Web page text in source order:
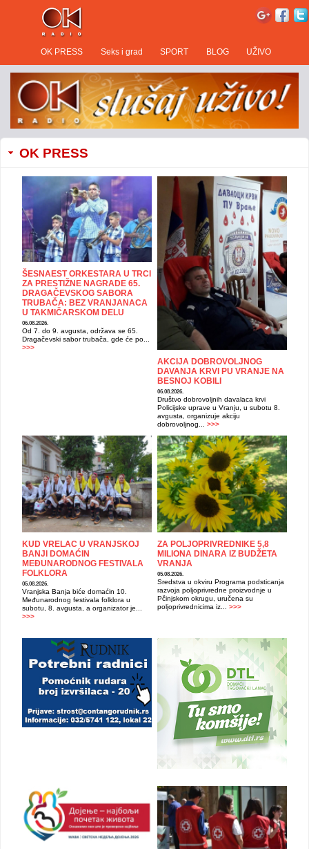
OK PRESS Seks i grad SPORT BLOG UŽIVO
OK PRESS
ŠESNAEST ORKESTARA U TRCI
ZA PRESTIŽNE NAGRADE 65.
DRAGAČEVSKOG SABORA
TRUBAČA: BEZ VRANJANACA
U TAKMIČARSKOM DELU
06.08.2026.
Od 7. do 9. avgusta, održava se 65.
Dragačevski sabor trubača, gde će po...
>>>
AKCIJA DOBROVOLJNOG
DAVANJA KRVI PU VRANJE NA
BESNOJ KOBILI
06.08.2026.
Društvo dobrovoljnih davalaca krvi
Policijske uprave u Vranju, u subotu 8.
avgusta, organizuje akciju
dobrovoljnog... >>>
KUD VRELAC U VRANJSKOJ
BANJI DOMAĆIN
MEĐUNARODNOG FESTIVALA
FOLKLORA
05.08.2026.
Vranjska Banja biće domaćin 10.
Međunarodnog festivala folklora u
subotu, 8. avgusta, a organizator je...
>>>
ZA POLJOPRIVREDNIKE 5,8
MILIONA DINARA IZ BUDŽETA
VRANJA
05.08.2026.
Sredstva u okviru Programa podsticanja
razvoja poljoprivredne proizvodnje u
Pčinjskom okrugu, uručena su
poljoprivrednicima iz... >>>